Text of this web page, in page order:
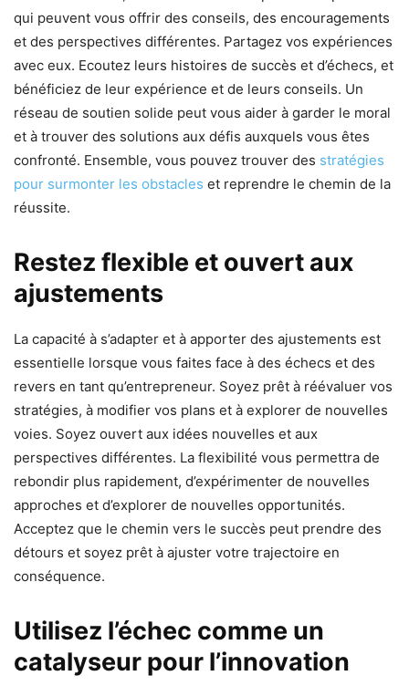
qui peuvent vous offrir des conseils, des encouragements
et des perspectives différentes. Partagez vos expériences
avec eux. Ecoutez leurs histoires de succès et d’échecs, et
bénéficiez de leur expérience et de leurs conseils. Un
réseau de soutien solide peut vous aider à garder le moral
et à trouver des solutions aux défis auxquels vous êtes
confronté. Ensemble, vous pouvez trouver des stratégies
pour surmonter les obstacles et reprendre le chemin de la
réussite.
Restez flexible et ouvert aux
ajustements
La capacité à s’adapter et à apporter des ajustements est
essentielle lorsque vous faites face à des échecs et des
revers en tant qu’entrepreneur. Soyez prêt à réévaluer vos
stratégies, à modifier vos plans et à explorer de nouvelles
voies. Soyez ouvert aux idées nouvelles et aux
perspectives différentes. La flexibilité vous permettra de
rebondir plus rapidement, d’expérimenter de nouvelles
approches et d’explorer de nouvelles opportunités.
Acceptez que le chemin vers le succès peut prendre des
détours et soyez prêt à ajuster votre trajectoire en
conséquence.
Utilisez l’échec comme un
catalyseur pour l’innovation